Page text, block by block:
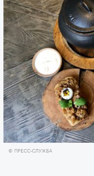
© ПРЕСС-СЛУЖБА